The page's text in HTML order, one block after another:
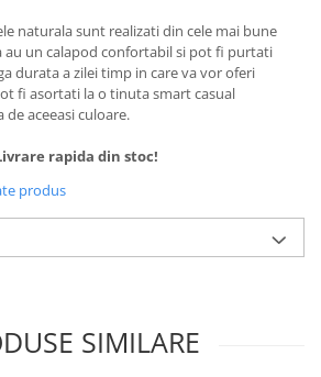
naturala sunt realizati din cele mai bune
au un calapod confortabil si pot fi purtati
durata a zilei timp in care va vor oferi
fi asortati la o tinuta smart casual
aceeasi culoare.
rapida din stoc!
produs
SIMILARE